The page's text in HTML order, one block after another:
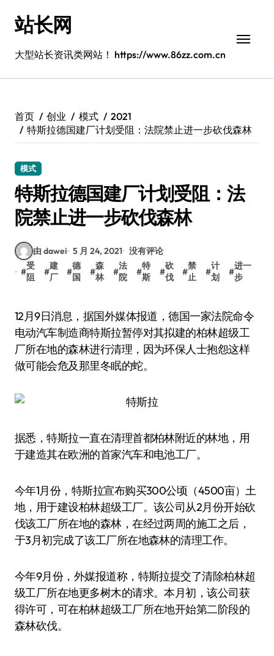
站长网
大型站长资讯类网站！ https://www.86zz.com.cn
首页 创业 模式
2021
特斯拉德国建厂计划受阻：法院禁止进一步砍伐森林
模式
特斯拉德国建厂计划受阻：法
院禁止进一步砍伐森林
由 dawei 5 月 24, 2021 没有评论
#
受
阻
#
建
厂
#
德
国
#
森
林
#
法
院
#
特
斯
#
砍
伐
#
禁
止
#
计
划
#
进一
步
12月9日消息，据国外媒体报道，德国一家法院命令
电动汽车制造商特斯拉暂停对其拟建的柏林超级工
厂所在地的森林进行清理，因为环保人士抱怨这样
做可能会危及那里冬眠的蛇。
据悉，特斯拉一直在清理首都柏林附近的林地，用
于建造其在欧洲的首家汽车和电池工厂。
今年1月份，特斯拉宣布购买300公顷（4500亩）土
地，用于建设柏林超级工厂。该公司从2月份开始砍
伐该工厂所在地的森林，在经过两周的施工之后，
于3月初完成了该工厂所在地森林的清理工作。
今年9月份，外媒报道称，特斯拉提交了清除柏林超
级工厂所在地更多树木的请求。本月初，该公司获
得许可，可在柏林超级工厂所在地开始第二阶段的
森林砍伐。